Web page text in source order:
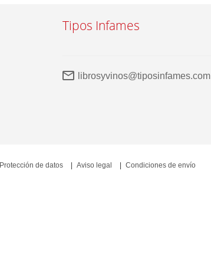
Tipos Infames
librosyvinos@tiposinfames.com
Protección de datos Aviso legal Condiciones de envío